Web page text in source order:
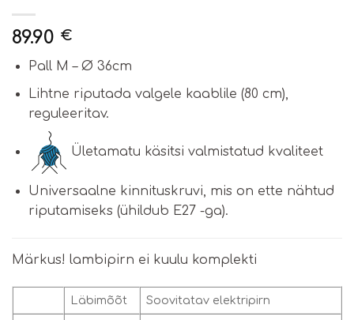
89.90 €
Pall M – Ø 36cm
Lihtne riputada valgele kaablile (80 cm),
reguleeritav.
Ületamatu käsitsi valmistatud kvaliteet
Universaalne kinnituskruvi, mis on ette nähtud
riputamiseks (ühildub E27 -ga).
Märkus! lambipirn ei kuulu komplekti
Läbimõõt Soovitatav elektripirn